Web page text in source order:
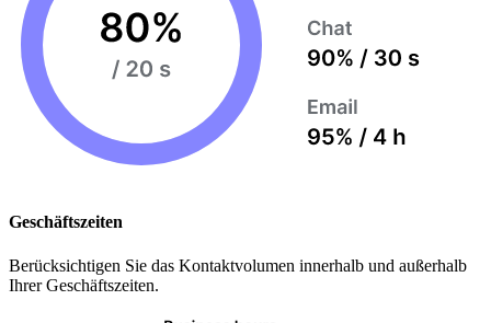
Geschäftszeiten
Berücksichtigen Sie das Kontaktvolumen innerhalb und außerhalb
Ihrer Geschäftszeiten.